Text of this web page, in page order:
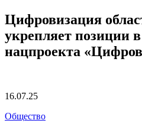
Цифровизация
укрепляет позиции
нацпроекта
16.07.25
Общество